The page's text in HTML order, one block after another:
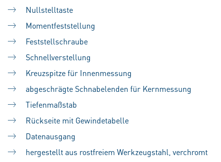
Nullstelltaste
Momentfeststellung
Feststellschraube
Schnellverstellung
Kreuzspitze für Innenmessung
abgeschrägte Schnabelenden für Kernmessung
Tiefenmaßstab
Rückseite mit Gewindetabelle
Datenausgang
hergestellt aus rostfreiem Werkzeugstahl, verchromt